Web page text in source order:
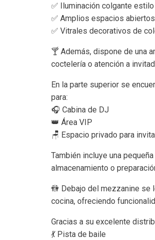
✅ Iluminación colgante
✅ Amplios espacios
✅ Vitrales decorativos de
🍸 Además, dispone de una
coctelería o atención a
En la parte superior se
para:
🎧 Cabina de DJ
👑 Área VIP
🪑 Espacio privado para
También incluye una
almacenamiento o
🚻 Debajo del mezzanine se
cocina, ofreciendo
Gracias a su excelente
💃 Pista de baile